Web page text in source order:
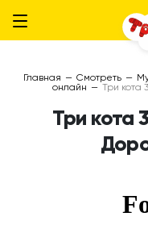
Главная — Смотреть —
онлайн — Три кота
Три кота